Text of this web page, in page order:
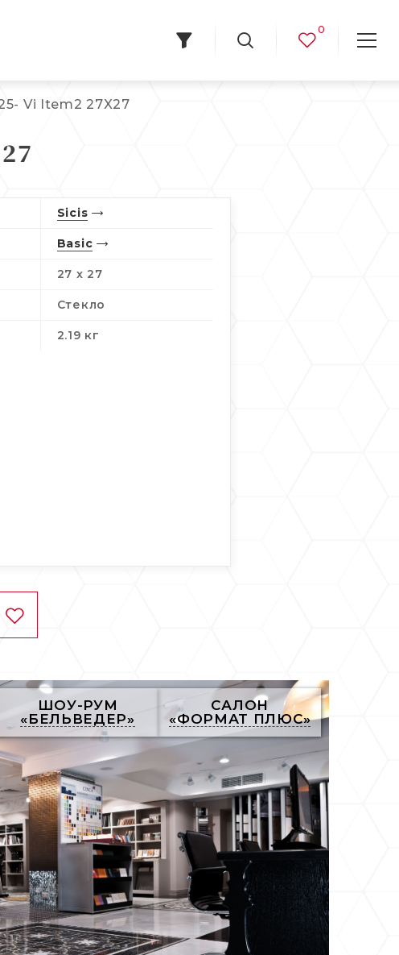
0
Vi Item2 27X27
Sicis
Basic
27 x 27
Стекло
2.19 кг
ШОУ-РУМ
«БЕЛЬВЕДЕР»
САЛОН
«ФОРМАТ ПЛЮС»